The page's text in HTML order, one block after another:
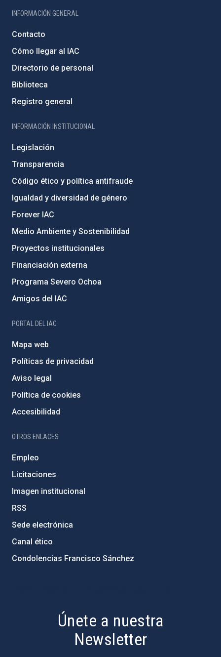
INFORMACIÓN GENERAL
Contacto
Cómo llegar al IAC
Directorio de personal
Biblioteca
Registro general
INFORMACIÓN INSTITUCIONAL
Legislación
Transparencia
Código ético y política antifraude
Igualdad y diversidad de género
Forever IAC
Medio Ambiente y Sostenibilidad
Proyectos institucionales
Financiación externa
Programa Severo Ochoa
Amigos del IAC
PORTAL DEL IAC
Mapa web
Políticas de privacidad
Aviso legal
Política de cookies
Accesibilidad
OTROS ENLACES
Empleo
Licitaciones
Imagen institucional
RSS
Sede electrónica
Canal ético
Condolencias Francisco Sánchez
Únete a nuestra
Newsletter